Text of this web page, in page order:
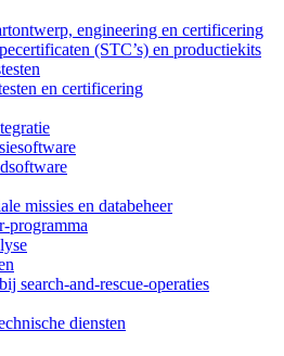
engineering en certificering
(STC’s) en productiekits
en certificering
missies en databeheer
programma
search-and-rescue-operaties
diensten